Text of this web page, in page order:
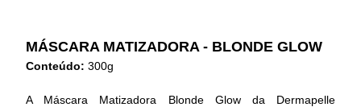
MÁSCARA MATIZADORA - BLONDE GLOW
Conteúdo: 300g
A Máscara Matizadora Blonde Glow da Dermapelle